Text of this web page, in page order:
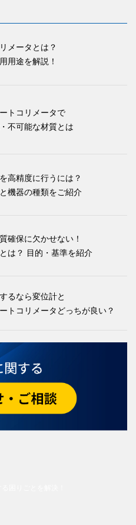
メータとは？
用途を解説！
トコリメータで
不可能な材質とは
高精度に行うには？
機器の種類をご紹介
確保に欠かせない！
は？ 目的・基準を紹介
るなら変位計と
トコリメータどっちが良い？